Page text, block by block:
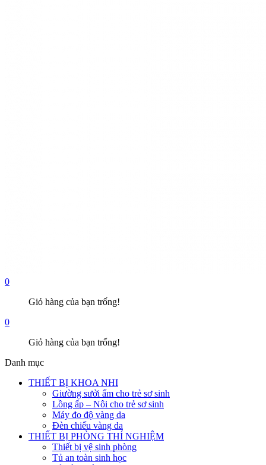
0
Giỏ hàng của bạn trống!
0
Giỏ hàng của bạn trống!
Danh mục
THIẾT BỊ KHOA NHI
Giường sưởi ấm cho trẻ sơ sinh
Lồng ấp – Nôi cho trẻ sơ sinh
Máy đo độ vàng da
Đèn chiếu vàng da
THIẾT BỊ PHÒNG THÍ NGHIỆM
Thiết bị vệ sinh phòng
Tủ an toàn sinh học